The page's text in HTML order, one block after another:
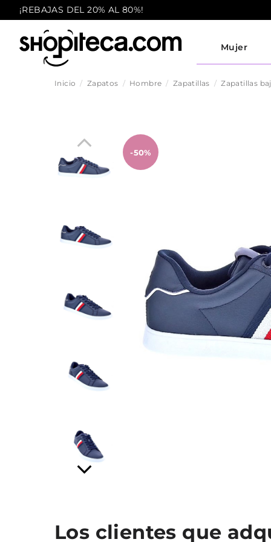
¡REBAJAS DEL 20% AL 80%!
Mujer
Inicio Zapatos Hombre Zapatillas Zapatillas
-50%
Los clientes que